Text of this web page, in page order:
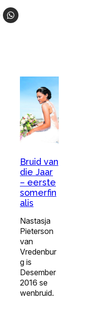
Bruid van
die Jaar
– eerste
somerfin
alis
Nastasja
Pieterson
van
Vredenbur
g is
Desember
2016 se
wenbruid.